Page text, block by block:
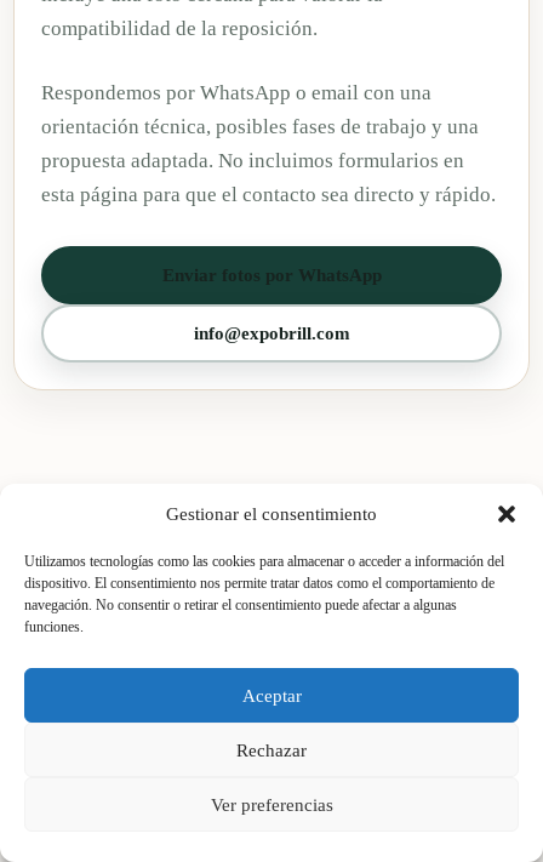
Gestionar el consentimiento
Utilizamos tecnologías como las cookies para almacenar o acceder a información del
dispositivo. El consentimiento nos permite tratar datos como el comportamiento de
navegación. No consentir o retirar el consentimiento puede afectar a algunas
funciones.
Aceptar
Rechazar
Ver preferencias
compatibilidad de la reposición.
Respondemos por WhatsApp o email con una
orientación técnica, posibles fases de trabajo y una
propuesta adaptada. No incluimos formularios en
esta página para que el contacto sea directo y rápido.
Enviar fotos por WhatsApp
info@expobrill.com
Mantenimiento para conservar el
brillo y el color
La restauración solo es duradera si el cuidado diario es
correcto. Tras el pulido y abrillantado, entregamos
recomendaciones sencillas para evitar manchas, pérdida de